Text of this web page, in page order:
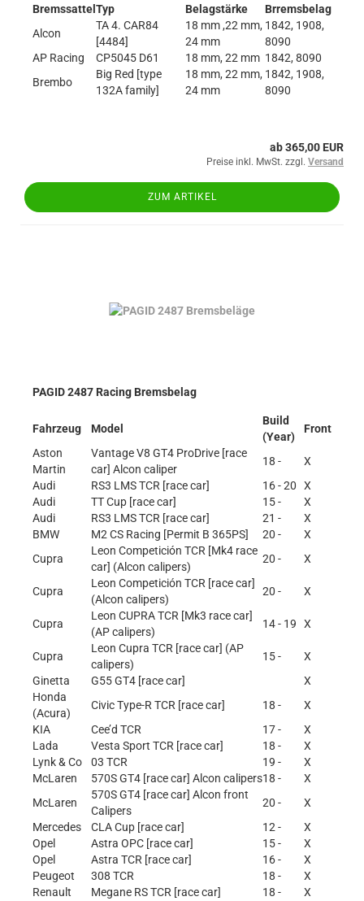
Bremssattel Typ Belagstärke
Brremsbelag
Alcon
TA 4. CAR84
[4484]
18 mm ,22 mm,
24 mm
1842, 1908,
8090
AP Racing
CP5045 D61 18 mm, 22 mm 1842, 8090
Brembo
Big Red [type
132A family]
18 mm, 22 mm,
24 mm
1842, 1908,
8090
ab 365,00 EUR
Preise inkl. MwSt. zzgl. Versand
ZUM ARTIKEL
PAGID 2487 Racing Bremsbelag
Fahrzeug Model
Build
(Year)
Front
Aston
Martin
Vantage V8 GT4 ProDrive [race
car] Alcon caliper
18 -
X
Audi
RS3 LMS TCR [race car] 16 - 20
X
Audi
TT Cup [race car] 15 -
X
Audi
RS3 LMS TCR [race car] 21 -
X
BMW
M2 CS Racing [Permit B 365PS] 20 -
X
Cupra
Leon Competición TCR [Mk4 race
car] (Alcon calipers)
20 - X
Cupra
Leon Competición TCR [race car]
(Alcon calipers)
20 - X
Cupra
Leon CUPRA TCR [Mk3 race car]
(AP calipers)
14 - 19 X
Cupra
Leon Cupra TCR [race car] (AP
calipers)
15 -
X
Ginetta
G55 GT4 [race car]
X
Honda
(Acura)
Civic Type-R TCR [race car] 18 -
X
KIA
Cee’d TCR 17 -
X
Lada
Vesta Sport TCR [race car] 18 -
X
Lynk & Co
03 TCR 19 -
X
McLaren
570S GT4 [race car] Alcon calipers18 -
X
McLaren
570S GT4 [race car] Alcon front
Calipers
20 -
X
Mercedes
CLA Cup [race car] 12 -
X
Opel
Astra OPC [race car] 15 -
X
Opel
Astra TCR [race car] 16 -
X
Peugeot
308 TCR 18 -
X
Renault
Megane RS TCR [race car] 18 -
X